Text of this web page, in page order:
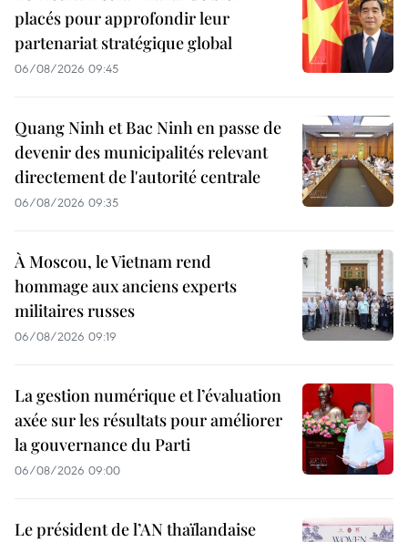
placés pour approfondir leur
partenariat stratégique global
06/08/2026 09:45
Quang Ninh et Bac Ninh en passe de
devenir des municipalités relevant
directement de l'autorité centrale
06/08/2026 09:35
À Moscou, le Vietnam rend
hommage aux anciens experts
militaires russes
06/08/2026 09:19
La gestion numérique et l’évaluation
axée sur les résultats pour améliorer
la gouvernance du Parti
06/08/2026 09:00
Le président de l’AN thaïlandaise